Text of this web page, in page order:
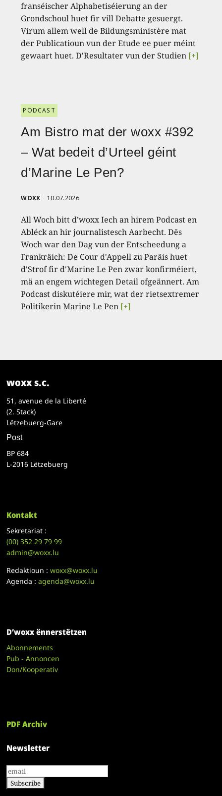
franséischer Alphabetiséierung an der
Grondschoul huet fir vill Debatte gesuergt.
Virum allem well de Bildungsministère mat
der Publicatioun vun der Etude ee puer méint
gewaart huet. D'Resultater vun der Studien [+]
PODCAST
Am Bistro mat der woxx #392
– Wat bedeit d’Urteel géint
d’Marine Le Pen?
WOXX 10.07.2026
All Woch bitt d’woxx Iech an hirem Podcast en
Abléck an hir journalistesch Aarbecht. Dës
Woch war den Dag vun der Entscheedung a
Frankräich: De Cour d'Appell zu Paräis huet
d'Strof fir d'Marine Le Pen zwar konfirméiert,
mä an engem wichtegen Detail ofgeännert. Am
Podcast diskutéiere mir, wat der rietsextremer
Politikerin Marine Le Pen [+]
woxx s.c.
51, avenue de la Liberté
(2. Stack)
Lëtzebuerg-Gare
Post
BP 684
L-2016 Lëtzebuerg
Kontakt
Sekretariat :
(00)352 29 79 99
admin@woxx.lu
Redaktioun :woxx@woxx.lu
Agenda :agenda@woxx.lu
D’woxx ënnerstëtzen
Abonnements
Pub - Annoncen
Don/Kooperativ
PDF Archiv
Newsletter